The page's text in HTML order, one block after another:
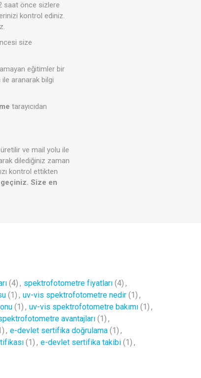
saat önce sizlere
kontrol ediniz.
size
eğitimler bir
aranarak bilgi
tarayıcıdan
ve mail yolu ile
dilediğiniz zaman
kontrol ettikten
Size en
(4) , spektrofotometre fiyatları (4) ,
(1) , uv-vis spektrofotometre nedir (1) ,
(1) , uv-vis spektrofotometre bakımı (1) ,
avantajları (1) ,
, e-devlet sertifika doğrulama (1) ,
(1) , e-devlet sertifika takibi (1) ,